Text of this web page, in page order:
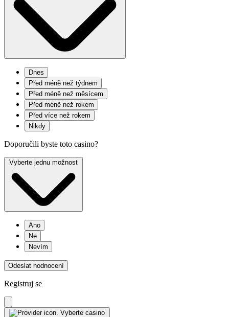
Dnes
Před méně než týdnem
Před méně než měsícem
Před méně než rokem
Před více než rokem
Nikdy
Doporučili byste toto casino?
Vyberte jednu možnost
Ano
Ne
Nevím
Odeslat hodnocení
Registruj se
Vyberte casino